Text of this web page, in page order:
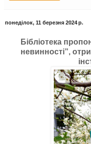
понеділок, 11 березня 2024 р.
Бібліотека
невинності”,